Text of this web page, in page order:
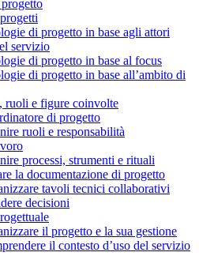
di progetto in base agli attori
servizio
di progetto in base al focus
di progetto in base all’ambito di
ruoli e figure coinvolte
di progetto
ruoli e responsabilità
processi, strumenti e rituali
la documentazione di progetto
tavoli tecnici collaborativi
decisioni
il progetto e la sua gestione
il contesto d’uso del servizio